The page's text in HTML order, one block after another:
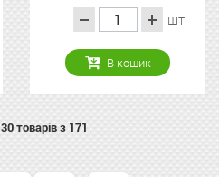
шт
В кошик
30товарів з 171